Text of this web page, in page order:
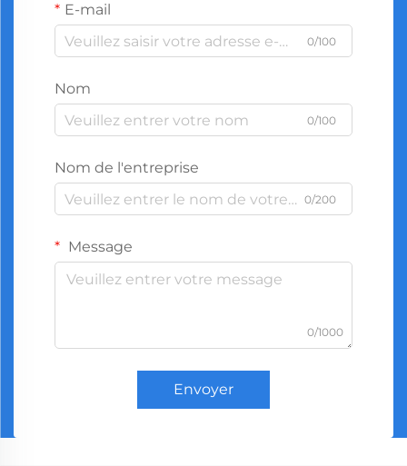
E-mail
0/100
Nom
0/100
Nom de l'entreprise
0/200
Message
0/1000
Envoyer